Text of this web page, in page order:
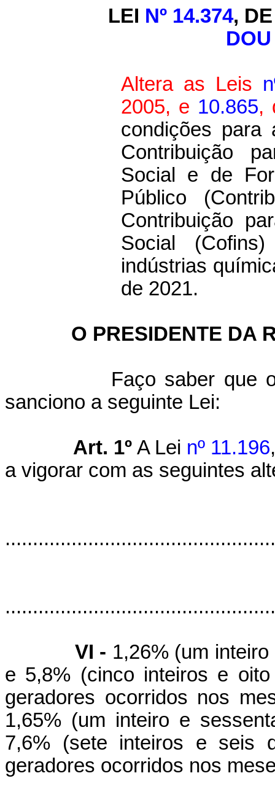
LEI Nº 14.374,
Altera as Leis
2005, e 10.865,
condições
Contribuição
Social e de
Público
Contribuição
Social
indústrias
de 2021.
O PRESIDENTE DA
Faço saber que o
sanciono a seguinte Lei:
Art. 1º A Lei nº 11.196
a vigorar com as seguintes
VI - 1,26% (um
e 5,8% (cinco inteiros e
geradores ocorridos nos
1,65% (um inteiro e
7,6% (sete inteiros e seis
geradores ocorridos nos